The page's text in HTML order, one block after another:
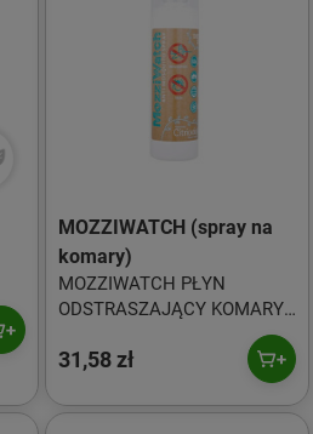
MOZZIWATCH (spray na
komary)
MOZZIWATCH PŁYN
ODSTRASZAJĄCY KOMARY
31,58 zł